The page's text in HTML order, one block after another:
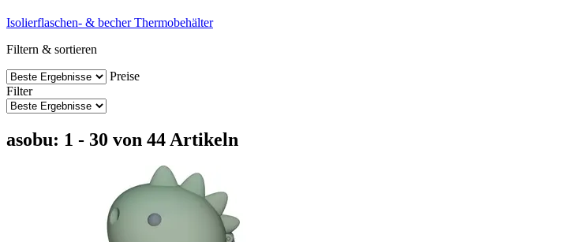
Isolierflaschen- & becher Thermobehälter
Filtern & sortieren
Preise
Filter
asobu: 1 - 30 von 44 Artikeln